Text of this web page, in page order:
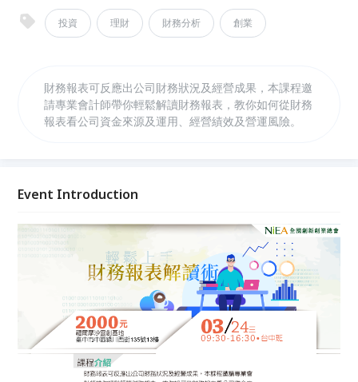
投資 理財 財務分析 創業
財務報表可反應出公司財務狀況及經營成果，本課程邀
請專業會計師帶你輕鬆解讀財務報表，教你如何從財務
報表看公司資金來源及運用、經營績效及營運風險。
Event Introduction